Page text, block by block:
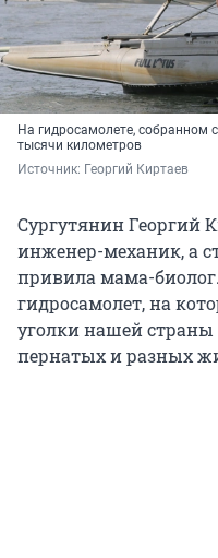
На гидросамолете, собранном
тысячи километров
Источник: Георгий Киртаев
Сургутянин Георгий
инженер-механик, а
привила мама-
гидросамолет, на
уголки нашей страны
пернатых и разных